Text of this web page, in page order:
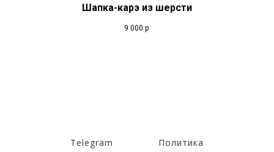
Шапка-карэ из шерсти
9 000 р.
Telegram Политика